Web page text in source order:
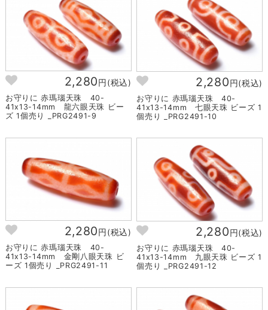
2,280円(税込)
お守りに 赤瑪瑙天珠 40-
41x13-14mm 龍六眼天珠 ビー
ズ 1個売り _PRG2491-9
2,280円(税込)
お守りに 赤瑪瑙天珠 40-
41x13-14mm 七眼天珠 ビーズ 1
個売り _PRG2491-10
2,280円(税込)
お守りに 赤瑪瑙天珠 40-
41x13-14mm 金剛八眼天珠 ビ
ーズ 1個売り _PRG2491-11
2,280円(税込)
お守りに 赤瑪瑙天珠 40-
41x13-14mm 九眼天珠 ビーズ 1
個売り _PRG2491-12